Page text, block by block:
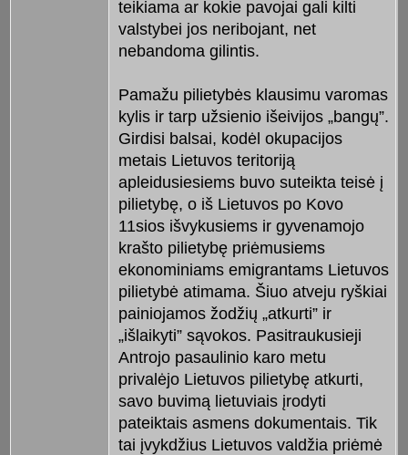
teikiama ar kokie pavojai gali kilti
valstybei jos neribojant, net
nebandoma gilintis.
Pamažu pilietybės klausimu varomas
kylis ir tarp užsienio išeivijos „bangų”.
Girdisi balsai, kodėl okupacijos
metais Lietuvos teritoriją
apleidusiesiems buvo suteikta teisė į
pilietybę, o iš Lietuvos po Kovo
11sios išvykusiems ir gyvenamojo
krašto pilietybę priėmusiems
ekonominiams emigrantams Lietuvos
pilietybė atimama. Šiuo atveju ryškiai
painiojamos žodžių „atkurti” ir
„išlaikyti” sąvokos. Pasitraukusieji
Antrojo pasaulinio karo metu
privalėjo Lietuvos pilietybę atkurti,
savo buvimą lietuviais įrodyti
pateiktais asmens dokumentais. Tik
tai įvykdžius Lietuvos valdžia priėmė